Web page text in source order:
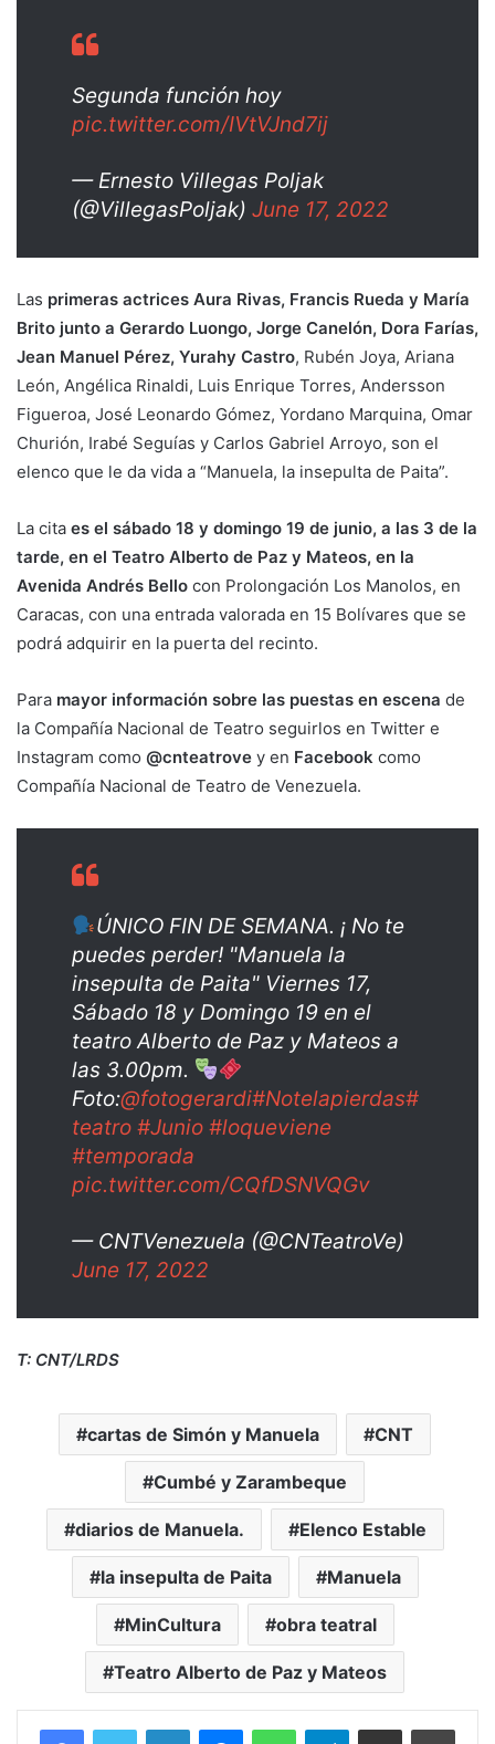
Segunda función hoy
pic.twitter.com/IVtVJnd7ij
— Ernesto Villegas Poljak
(@VillegasPoljak) June 17, 2022
Las primeras actrices Aura Rivas, Francis Rueda y María
Brito junto a Gerardo Luongo, Jorge Canelón, Dora Farías,
Jean Manuel Pérez, Yurahy Castro, Rubén Joya, Ariana
León, Angélica Rinaldi, Luis Enrique Torres, Andersson
Figueroa, José Leonardo Gómez, Yordano Marquina, Omar
Churión, Irabé Seguías y Carlos Gabriel Arroyo, son el
elenco que le da vida a “Manuela, la insepulta de Paita”.
La cita es el sábado 18 y domingo 19 de junio, a las 3 de la
tarde, en el Teatro Alberto de Paz y Mateos, en la
Avenida Andrés Bello con Prolongación Los Manolos, en
Caracas, con una entrada valorada en 15 Bolívares que se
podrá adquirir en la puerta del recinto.
Para mayor información sobre las puestas en escena de
la Compañía Nacional de Teatro seguirlos en Twitter e
Instagram como @cnteatrove y en Facebook como
Compañía Nacional de Teatro de Venezuela.
ÚNICO FIN DE SEMANA. ¡ No te
puedes perder! "Manuela la
insepulta de Paita" Viernes 17,
Sábado 18 y Domingo 19 en el
teatro Alberto de Paz y Mateos a
las 3.00pm.
Foto:@fotogerardi#Notelapierdas#
teatro #Junio #loqueviene
#temporada
pic.twitter.com/CQfDSNVQGv
— CNTVenezuela (@CNTeatroVe)
June 17, 2022
T: CNT/LRDS
cartas de Simón y Manuela CNT
Cumbé y Zarambeque
diarios de Manuela. Elenco Estable
la insepulta de Paita Manuela
MinCultura obra teatral
Teatro Alberto de Paz y Mateos
FacebookTwitter LinkedInMessengerWhatsAppTelegramCompartir por correo electrónico